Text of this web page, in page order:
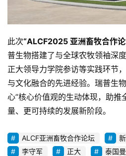
此次“ALCF2025 亚洲畜牧合作论
普生物搭建了与全球农牧领袖深
正大领导力学院参访等实践环节
与文化融合的先进经验。瑞普生
心”核心价值观的生动体现，助推
量、更可持续的发展新阶段。
ALCF亚洲畜牧合作论坛
李守军
正大 泰国